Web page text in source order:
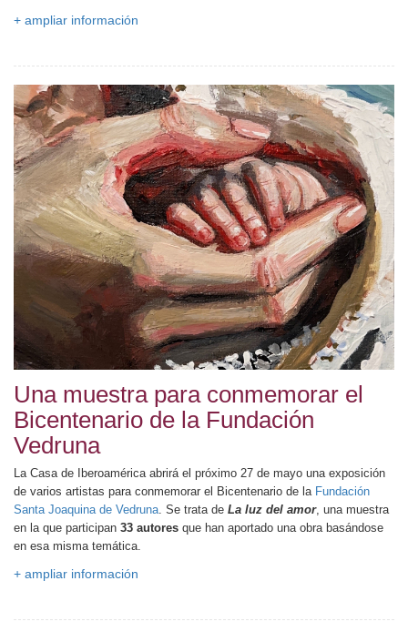
+ ampliar información
Una muestra para conmemorar el
Bicentenario de la Fundación
Vedruna
La Casa de Iberoamérica abrirá el próximo 27 de mayo una exposición
de varios artistas para conmemorar el Bicentenario de la Fundación
Santa Joaquina de Vedruna. Se trata de La luz del amor, una muestra
en la que participan 33 autores que han aportado una obra basándose
en esa misma temática.
+ ampliar información